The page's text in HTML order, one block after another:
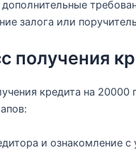
залога или
получения
кредита на 20000
и ознакомление с